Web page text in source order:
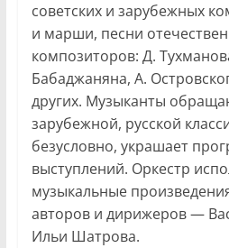
советских и зарубежных
и марши, песни
композиторов: Д.
Бабаджаняна, А.
других. Музыканты
зарубежной, русской
безусловно, украшает
выступлений. Оркестр
музыкальные
авторов и дирижеров —
Ильи Шатрова.